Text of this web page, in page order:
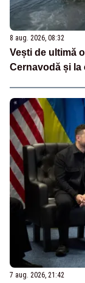
8 aug. 2026, 08:32
Vești de ultimă
Cernavodă și la
7 aug. 2026, 21:42